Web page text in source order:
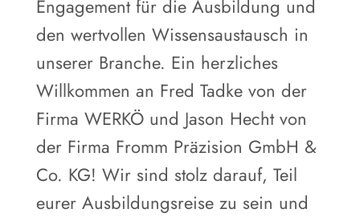
Engagement für die Ausbildung und
den wertvollen Wissensaustausch in
unserer Branche. Ein herzliches
Willkommen an Fred Tadke von der
Firma WERKÖ und Jason Hecht von
der Firma Fromm Präzision GmbH &
Co. KG! Wir sind stolz darauf, Teil
eurer Ausbildungsreise zu sein und